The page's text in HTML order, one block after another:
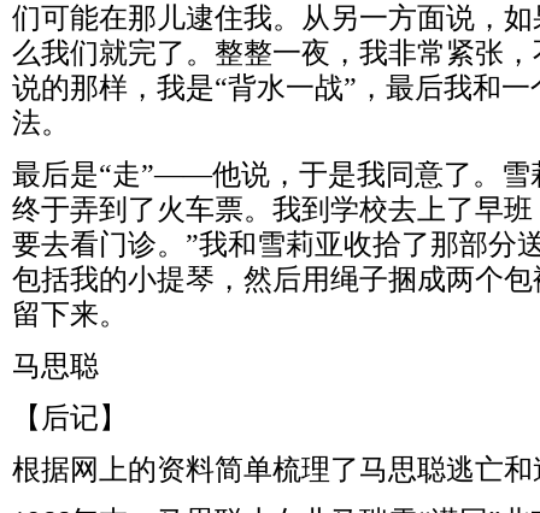
们可能在那儿逮住我。从另一方面说，
么我们就完了。整整一夜，我非常紧张
说的那样，我是“背水一战”，最后我和
法。
最后是“走”——他说，于是我同意了。雪
终于弄到了火车票。我到学校去上了早
要去看门诊。”我和雪莉亚收拾了那部分
包括我的小提琴，然后用绳子捆成两个
留下来。
马思聪
【后记】
根据网上的资料简单梳理了马思聪逃亡